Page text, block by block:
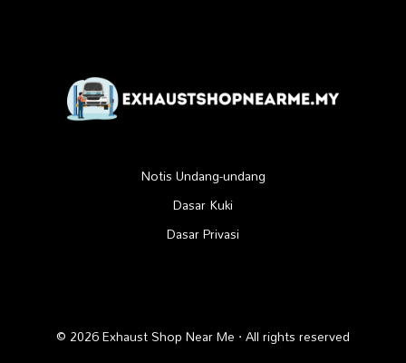
Notis Undang-undang
Dasar Kuki
Dasar Privasi
© 2026 Exhaust Shop Near Me · All rights reserved